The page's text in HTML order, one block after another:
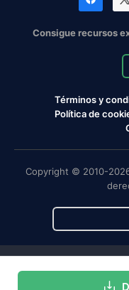
Consigue recursos
Términos y
Política de
Copyright © 2010-